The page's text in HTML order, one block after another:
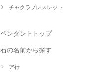
チャクラブレスレット
ペンダントトップ
石の名前から探す
ア行